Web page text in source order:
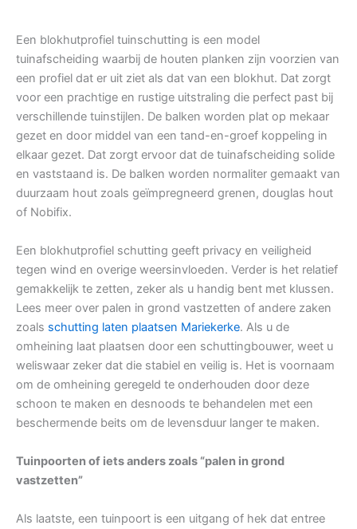
Een blokhutprofiel tuinschutting is een model
tuinafscheiding waarbij de houten planken zijn voorzien van
een profiel dat er uit ziet als dat van een blokhut. Dat zorgt
voor een prachtige en rustige uitstraling die perfect past bij
verschillende tuinstijlen. De balken worden plat op mekaar
gezet en door middel van een tand-en-groef koppeling in
elkaar gezet. Dat zorgt ervoor dat de tuinafscheiding solide
en vaststaand is. De balken worden normaliter gemaakt van
duurzaam hout zoals geïmpregneerd grenen, douglas hout
of Nobifix.
Een blokhutprofiel schutting geeft privacy en veiligheid
tegen wind en overige weersinvloeden. Verder is het relatief
gemakkelijk te zetten, zeker als u handig bent met klussen.
Lees meer over palen in grond vastzetten of andere zaken
zoals schutting laten plaatsen Mariekerke. Als u de
omheining laat plaatsen door een schuttingbouwer, weet u
weliswaar zeker dat die stabiel en veilig is. Het is voornaam
om de omheining geregeld te onderhouden door deze
schoon te maken en desnoods te behandelen met een
beschermende beits om de levensduur langer te maken.
Tuinpoorten of iets anders zoals “palen in grond
vastzetten”
Als laatste, een tuinpoort is een uitgang of hek dat entree